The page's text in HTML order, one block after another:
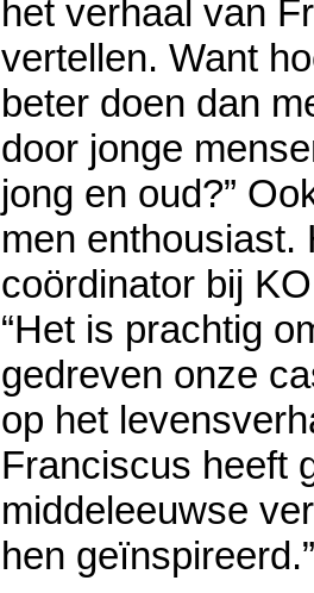
het verhaal van
vertellen. Want
beter doen dan
door jonge
jong en oud?”
men enthousiast.
coördinator bij
“Het is prachtig
gedreven onze
op het
Franciscus heeft
middeleeuwse
hen geïnspireerd.”